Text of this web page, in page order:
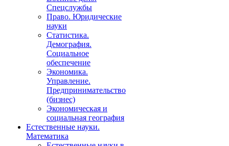
Спецслужбы
Право. Юридические
науки
Статистика.
Демография.
Социальное
обеспечение
Экономика.
Управление.
Предпринимательство
(бизнес)
Экономическая и
социальная география
Естественные науки.
Математика